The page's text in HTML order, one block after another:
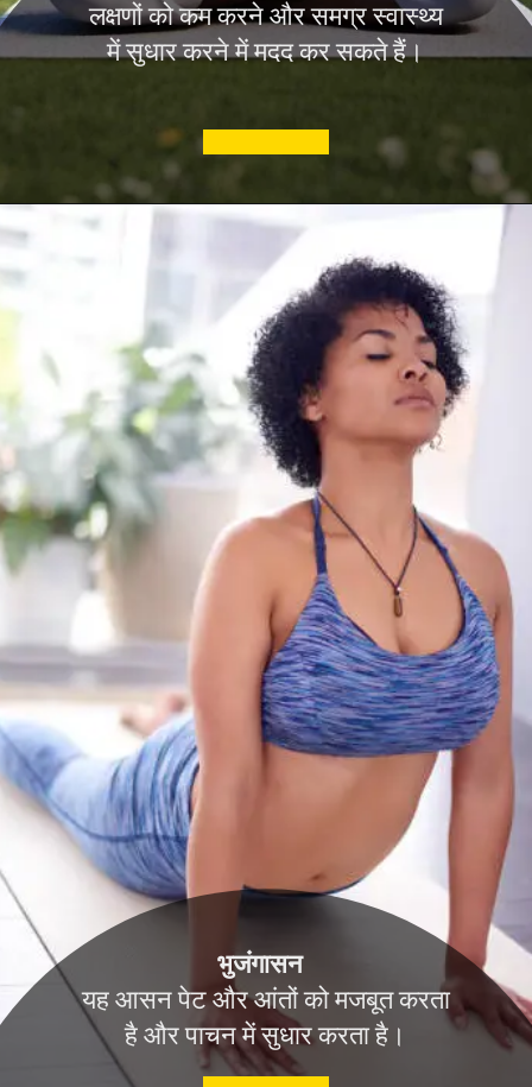
लक्षणों को कम करने और समग्र स्वास्थ्य
में सुधार करने में मदद कर सकते हैं।
भुजंगासन
यह आसन पेट और आंतों को मजबूत करता
है और पाचन में सुधार करता है।